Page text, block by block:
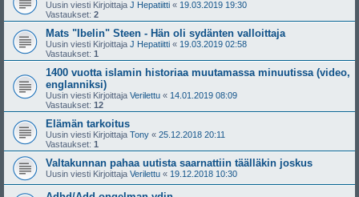
Uusin viesti Kirjoittaja J Hepatiitti « 19.03.2019 19:30
Vastaukset: 2
Mats "Ibelin" Steen - Hän oli sydänten valloittaja
Uusin viesti Kirjoittaja J Hepatiitti « 19.03.2019 02:58
Vastaukset: 1
1400 vuotta islamin historiaa muutamassa minuutissa (video,
englanniksi)
Uusin viesti Kirjoittaja Verilettu « 14.01.2019 08:09
Vastaukset: 12
Elämän tarkoitus
Uusin viesti Kirjoittaja Tony « 25.12.2018 20:11
Vastaukset: 1
Valtakunnan pahaa uutista saarnattiin täälläkin joskus
Uusin viesti Kirjoittaja Verilettu « 19.12.2018 10:30